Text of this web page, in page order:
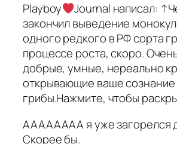
Playboy
Journal написал:
закончил выведение
одного редкого в РФ сорта
процессе роста, скоро.
добрые, умные, нереально
открывающие ваше сознание
грибы.Нажмите, чтобы
АААААААА я уже загорелся
Скорее бы.